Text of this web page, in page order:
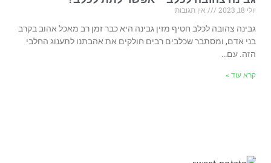
יולי 18, 2023
אין תגובות
גבינה צהובה לכלב חטיף מזין גבינה היא כבר זמן רב מאכל אהוב בקרב
בני אדם, ומסתבר שכלבים רבים חולקים את אהבתנו לתענוג החלבי
הזה. עם…
קרא עוד »